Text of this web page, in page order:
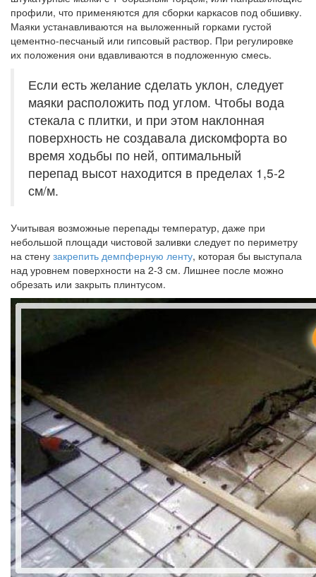
профили, что применяются для сборки каркасов под обшивку.
Маяки устанавливаются на выложенный горками густой
цементно-песчаный или гипсовый раствор. При регулировке
их положения они вдавливаются в подложенную смесь.
Если есть желание сделать уклон, следует
маяки расположить под углом. Чтобы вода
стекала с плитки, и при этом наклонная
поверхность не создавала дискомфорта во
время ходьбы по ней, оптимальный
перепад высот находится в пределах 1,5-2
см/м.
Учитывая возможные перепады температур, даже при
небольшой площади чистовой заливки следует по периметру
на стену закрепить демпферную ленту, которая бы выступала
над уровнем поверхности на 2-3 см. Лишнее после можно
обрезать или закрыть плинтусом.